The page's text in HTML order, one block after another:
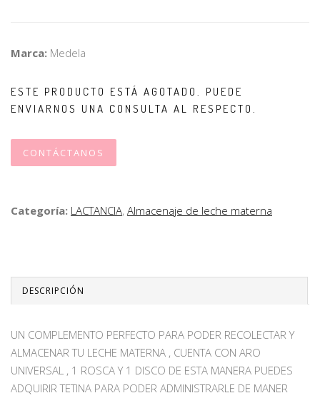
Marca: Medela
ESTE PRODUCTO ESTÁ AGOTADO. PUEDE
ENVIARNOS UNA CONSULTA AL RESPECTO.
CONTÁCTANOS
Categoría: LACTANCIA, Almacenaje de leche materna
DESCRIPCIÓN
UN COMPLEMENTO PERFECTO PARA PODER RECOLECTAR Y
ALMACENAR TU LECHE MATERNA , CUENTA CON ARO
UNIVERSAL , 1 ROSCA Y 1 DISCO DE ESTA MANERA PUEDES
ADQUIRIR TETINA PARA PODER ADMINISTRARLE DE MANER